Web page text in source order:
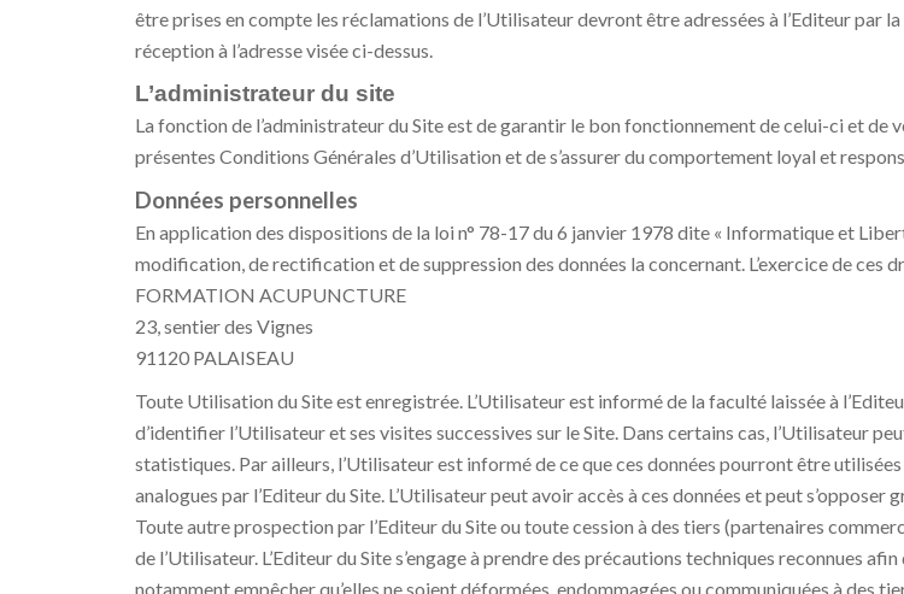
être prises en compte les réclamations de l’Utilisateur devront être adressées à l’Editeur par
réception à l’adresse visée ci-dessus.
L’administrateur du site
La fonction de l’administrateur du Site est de garantir le bon fonctionnement de celui-ci et de
présentes Conditions Générales d’Utilisation et de s’assurer du comportement loyal et
Données personnelles
En application des dispositions de la loi n° 78-17 du 6 janvier 1978 dite « Informatique et
modification, de rectification et de suppression des données la concernant. L’exercice de ces
FORMATION ACUPUNCTURE
23, sentier des Vignes
91120 PALAISEAU
Toute Utilisation du Site est enregistrée. L’Utilisateur est informé de la faculté laissée à
d’identifier l’Utilisateur et ses visites successives sur le Site. Dans certains cas, l’Utilisateur
statistiques. Par ailleurs, l’Utilisateur est informé de ce que ces données pourront être
analogues par l’Editeur du Site. L’Utilisateur peut avoir accès à ces données et peut
Toute autre prospection par l’Editeur du Site ou toute cession à des tiers (partenaires
de l’Utilisateur. L’Editeur du Site s’engage à prendre des précautions techniques reconnues
notamment empêcher qu’elles ne soient déformées, endommagées ou communiquées à des